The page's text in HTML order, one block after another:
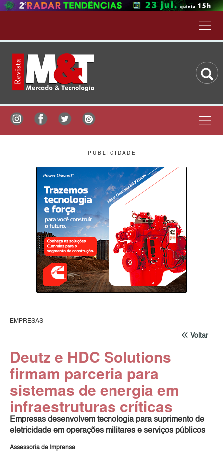
P U B L I C I D A D E
EMPRESAS
Voltar
Deutz e HDC Solutions
firmam parceria para
sistemas de energia em
infraestruturas críticas
Empresas desenvolvem tecnologia para suprimento de
eletricidade em operações militares e serviços públicos
Assessoria de Imprensa